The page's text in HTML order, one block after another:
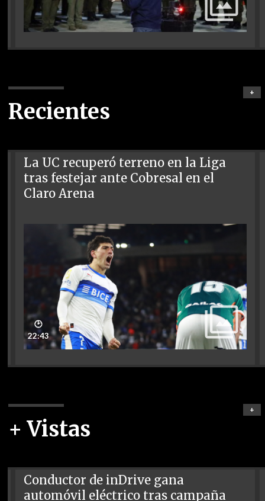
Recientes
+
La UC recuperó terreno en la Liga
tras festejar ante Cobresal en el
Claro Arena
🕑
22:43
+ Vistas
+
Conductor de inDrive gana
automóvil eléctrico tras campaña